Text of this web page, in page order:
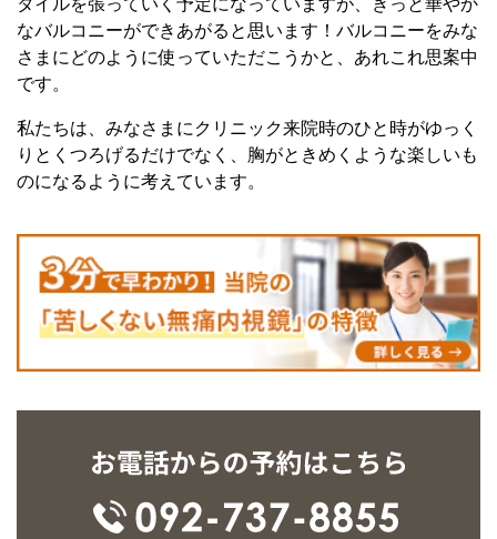
なバルコニーができあがると思います！バルコニーをみな
さまにどのように使っていただこうかと、あれこれ思案中
です。
私たちは、みなさまにクリニック来院時のひと時がゆっく
りとくつろげるだけでなく、胸がときめくような楽しいも
のになるように考えています。